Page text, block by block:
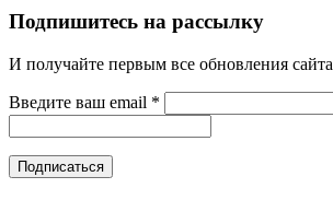
Подпишитесь на рассылку
И получайте первым все обновления сайта
Введите ваш email *